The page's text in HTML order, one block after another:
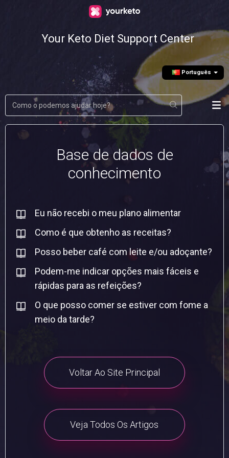
Your Keto Diet Support Center
Português
Base de dados de
conhecimento
Eu não recebi o meu plano alimentar
Como é que obtenho as receitas?
Posso beber café com leite e/ou adoçante?
Podem-me indicar opções mais fáceis e
rápidas para as refeições?
O que posso comer se estiver com fome a
meio da tarde?
Voltar Ao Site Principal
Veja Todos Os Artigos